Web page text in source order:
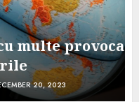
pe